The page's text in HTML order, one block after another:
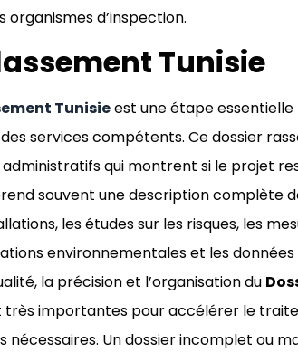
d’inspection.
Tunisie
Tunisieest une étape
services compétents. Ce dossier
qui montrent si le projet
souvent une description complète
les études sur les risques, les
environnementales et les
la précision et l’organisation du
très importantes pour accélérer le
Un dossier incomplet ou